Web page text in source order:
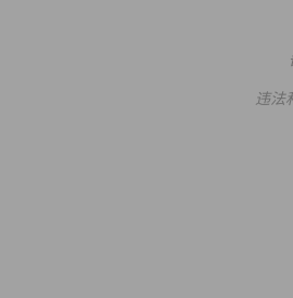
违法